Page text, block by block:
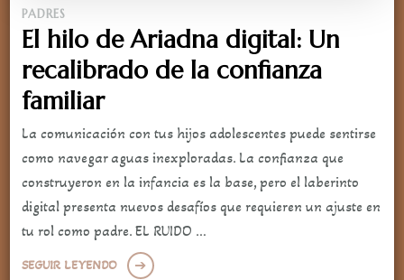
PADRES
El hilo de Ariadna digital: Un
recalibrado de la confianza
familiar
La comunicación con tus hijos adolescentes puede sentirse
como navegar aguas inexploradas. La confianza que
construyeron en la infancia es la base, pero el laberinto
digital presenta nuevos desafíos que requieren un ajuste en
tu rol como padre. EL RUIDO …
SEGUIR LEYENDO